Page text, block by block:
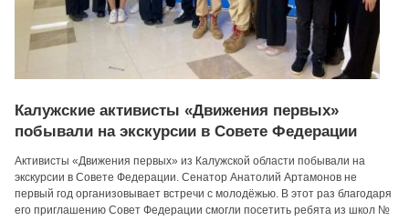
Калужские активисты «Движения первых»
побывали на экскурсии в Совете Федерации
Активисты «Движения первых» из Калужской области побывали на
экскурсии в Совете Федерации. Сенатор Анатолий Артамонов не
первый год организовывает встречи с молодёжью. В этот раз благодаря
его приглашению Совет Федерации смогли посетить ребята из школ №